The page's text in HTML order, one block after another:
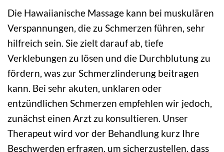
Die Hawaiianische Massage kann bei muskulären
Verspannungen, die zu Schmerzen führen, sehr
hilfreich sein. Sie zielt darauf ab, tiefe
Verklebungen zu lösen und die Durchblutung zu
fördern, was zur Schmerzlinderung beitragen
kann. Bei sehr akuten, unklaren oder
entzündlichen Schmerzen empfehlen wir jedoch,
zunächst einen Arzt zu konsultieren. Unser
Therapeut wird vor der Behandlung kurz Ihre
Beschwerden erfragen, um sicherzustellen, dass